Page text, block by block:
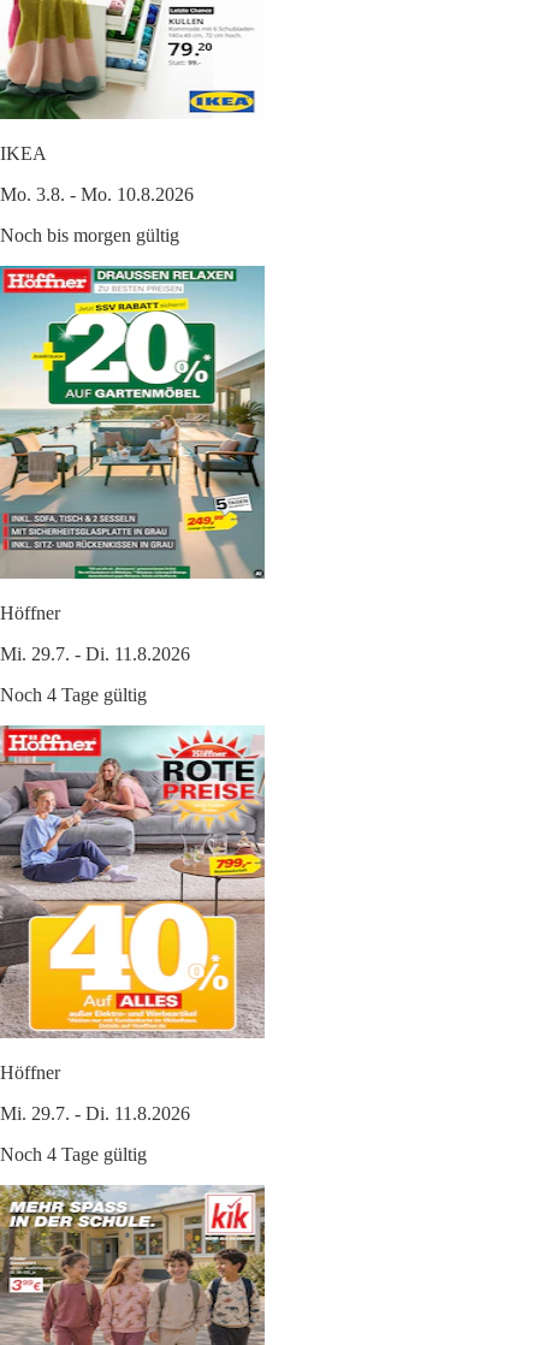
IKEA
Mo. 3.8. - Mo. 10.8.2026
Noch bis morgen gültig
Höffner
Mi. 29.7. - Di. 11.8.2026
Noch 4 Tage gültig
Höffner
Mi. 29.7. - Di. 11.8.2026
Noch 4 Tage gültig